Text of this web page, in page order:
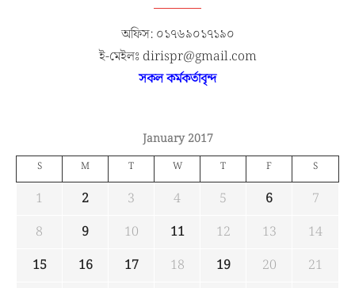
অফিস: ০১৭৬৯০১৭১৯০
ই-মেইলঃ dirispr@gmail.com
সকল কর্মকর্তাবৃন্দ
January 2017
S M T W T F S
1 2 3 4 5 6
7
8
9 10 11 12 13
14
15
16 17 18 19 20
21